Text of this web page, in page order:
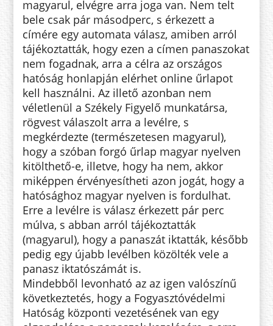
magyarul, elvégre arra joga van. Nem telt
bele csak pár másodperc, s érkezett a
címére egy automata válasz, amiben arról
tájékoztatták, hogy ezen a címen panaszokat
nem fogadnak, arra a célra az országos
hatóság honlapján elérhet online űrlapot
kell használni. Az illető azonban nem
véletlenül a Székely Figyelő munkatársa,
rögvest válaszolt arra a levélre, s
megkérdezte (természetesen magyarul),
hogy a szóban forgó űrlap magyar nyelven
kitölthető-e, illetve, hogy ha nem, akkor
miképpen érvényesítheti azon jogát, hogy a
hatósághoz magyar nyelven is fordulhat.
Erre a levélre is válasz érkezett pár perc
múlva, s abban arról tájékoztatták
(magyarul), hogy a panaszát iktatták, később
pedig egy újabb levélben közölték vele a
panasz iktatószámát is.
Mindebből levonható az az igen valószínű
következtetés, hogy a Fogyasztóvédelmi
Hatóság központi vezetésének van egy